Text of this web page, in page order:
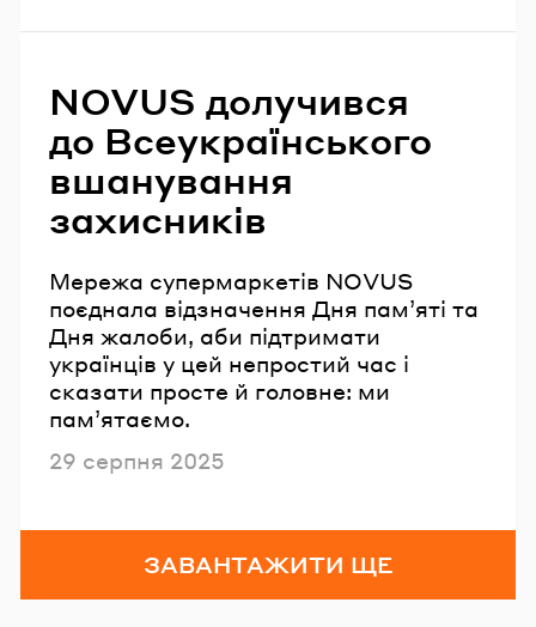
NOVUS долучився
до Всеукраїнського
вшанування
захисників
Мережа супермаркетів NOVUS
поєднала відзначення Дня пам’яті та
Дня жалоби, аби підтримати
українців у цей непростий час і
сказати просте й головне: ми
пам’ятаємо.
Опубліковано
29 серпня 2025
ЗАВАНТАЖИТИ ЩЕ